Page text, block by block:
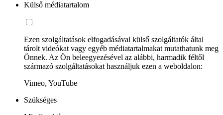
Külső médiatartalom
Ezen szolgáltatások elfogadásával külső szolgáltatók által
tárolt videókat vagy egyéb médiatartalmakat mutathatunk meg
Önnek. Az Ön beleegyezésével az alábbi, harmadik féltől
származó szolgáltatásokat használjuk ezen a weboldalon:
Vimeo, YouTube
Szükséges